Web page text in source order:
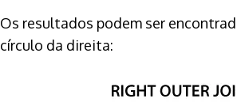
Os resultados podem ser
círculo da direita: